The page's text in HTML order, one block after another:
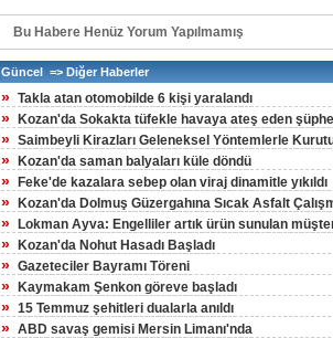
Bu Habere Henüz Yorum Yapılmamış
Güncel => Diğer Haberler
» Takla atan otomobilde 6 kişi yaralandı
» Kozan'da Sokakta tüfekle havaya ateş eden
» Saimbeyli Kirazları Geleneksel Yöntemlerle
» Kozan'da saman balyaları küle döndü
» Feke'de kazalara sebep olan viraj dinamitle yıkıldı
» Kozan'da Dolmuş Güzergahına Sıcak Asfalt
» Lokman Ayva: Engelliler artık ürün sunulan
» Kozan'da Nohut Hasadı Başladı
» Gazeteciler Bayramı Töreni
» Kaymakam Şenkon göreve başladı
» 15 Temmuz şehitleri dualarla anıldı
» ABD savaş gemisi Mersin Limanı'nda